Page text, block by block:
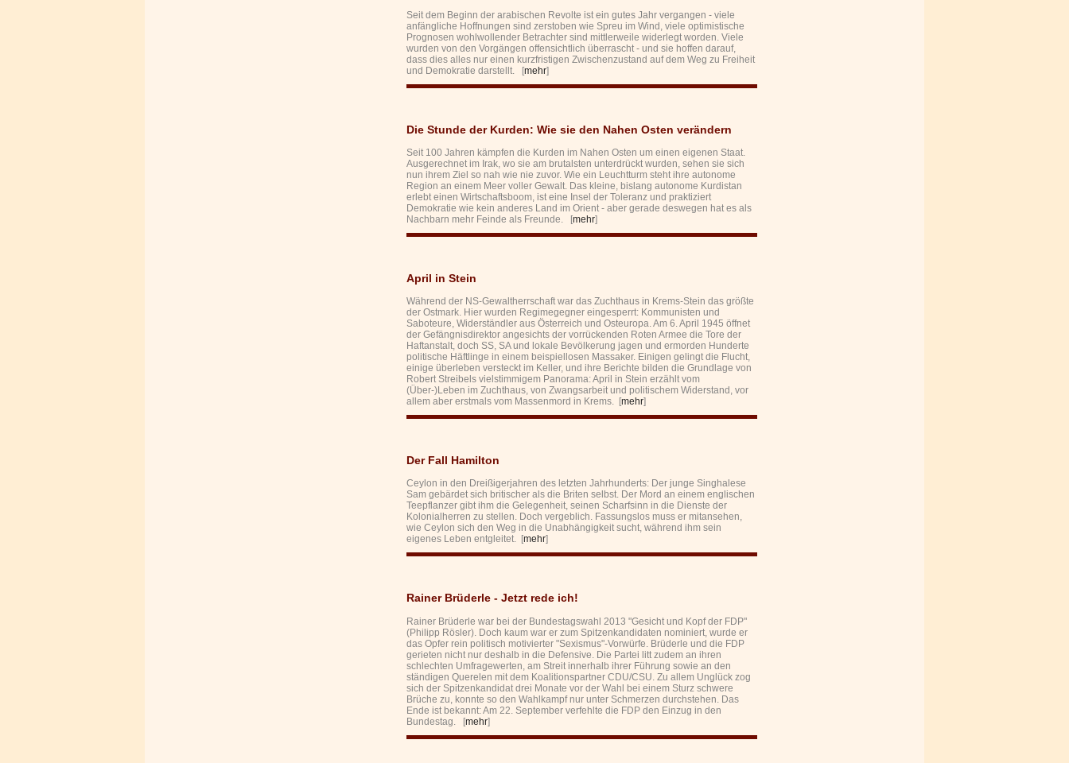
Seit dem Beginn der arabischen Revolte ist ein gutes Jahr vergangen - viele
anfängliche Hoffnungen sind zerstoben wie Spreu im Wind, viele optimistische
Prognosen wohlwollender Betrachter sind mittlerweile widerlegt worden. Viele
wurden von den Vorgängen offensichtlich überrascht - und sie hoffen darauf,
dass dies alles nur einen kurzfristigen Zwischenzustand auf dem Weg zu Freiheit
und Demokratie darstellt. [mehr]
Die Stunde der Kurden: Wie sie den Nahen Osten verändern
Seit 100 Jahren kämpfen die Kurden im Nahen Osten um einen eigenen Staat.
Ausgerechnet im Irak, wo sie am brutalsten unterdrückt wurden, sehen sie sich
nun ihrem Ziel so nah wie nie zuvor. Wie ein Leuchtturm steht ihre autonome
Region an einem Meer voller Gewalt. Das kleine, bislang autonome Kurdistan
erlebt einen Wirtschaftsboom, ist eine Insel der Toleranz und praktiziert
Demokratie wie kein anderes Land im Orient - aber gerade deswegen hat es als
Nachbarn mehr Feinde als Freunde. [mehr]
April in Stein
Während der NS-Gewaltherrschaft war das Zuchthaus in Krems-Stein das größte
der Ostmark. Hier wurden Regimegegner eingesperrt: Kommunisten und
Saboteure, Widerständler aus Österreich und Osteuropa. Am 6. April 1945 öffnet
der Gefängnisdirektor angesichts der vorrückenden Roten Armee die Tore der
Haftanstalt, doch SS, SA und lokale Bevölkerung jagen und ermorden Hunderte
politische Häftlinge in einem beispiellosen Massaker. Einigen gelingt die Flucht,
einige überleben versteckt im Keller, und ihre Berichte bilden die Grundlage von
Robert Streibels vielstimmigem Panorama: April in Stein erzählt vom
(Über-)Leben im Zuchthaus, von Zwangsarbeit und politischem Widerstand, vor
allem aber erstmals vom Massenmord in Krems. [mehr]
Der Fall Hamilton
Ceylon in den Dreißigerjahren des letzten Jahrhunderts: Der junge Singhalese
Sam gebärdet sich britischer als die Briten selbst. Der Mord an einem englischen
Teepflanzer gibt ihm die Gelegenheit, seinen Scharfsinn in die Dienste der
Kolonialherren zu stellen. Doch vergeblich. Fassungslos muss er mitansehen,
wie Ceylon sich den Weg in die Unabhängigkeit sucht, während ihm sein
eigenes Leben entgleitet. [mehr]
Rainer Brüderle - Jetzt rede ich!
Rainer Brüderle war bei der Bundestagswahl 2013 "Gesicht und Kopf der FDP"
(Philipp Rösler). Doch kaum war er zum Spitzenkandidaten nominiert, wurde er
das Opfer rein politisch motivierter "Sexismus"-Vorwürfe. Brüderle und die FDP
gerieten nicht nur deshalb in die Defensive. Die Partei litt zudem an ihren
schlechten Umfragewerten, am Streit innerhalb ihrer Führung sowie an den
ständigen Querelen mit dem Koalitionspartner CDU/CSU. Zu allem Unglück zog
sich der Spitzenkandidat drei Monate vor der Wahl bei einem Sturz schwere
Brüche zu, konnte so den Wahlkampf nur unter Schmerzen durchstehen. Das
Ende ist bekannt: Am 22. September verfehlte die FDP den Einzug in den
Bundestag. [mehr]